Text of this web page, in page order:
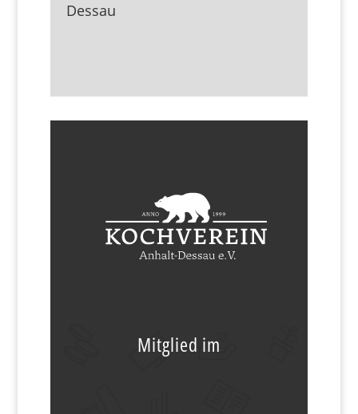
Dessau
Mitglied im